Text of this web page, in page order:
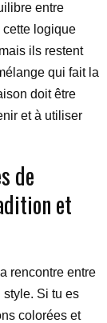
entre
logique
ils restent
qui fait la
doit être
et à utiliser
de
et
rencontre entre
style. Si tu es
colorées et